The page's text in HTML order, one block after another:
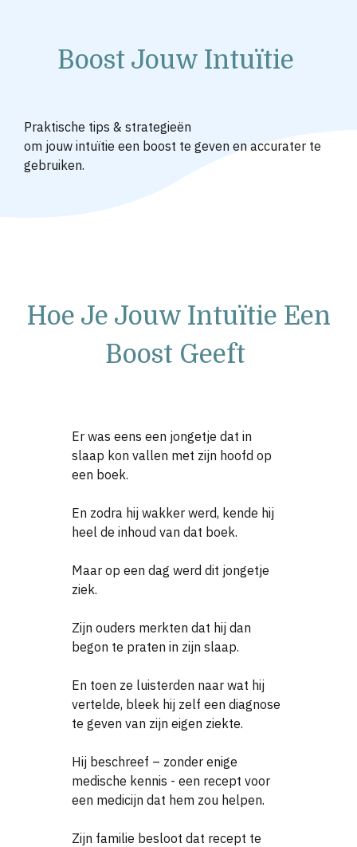
Boost Jouw Intuïtie
Praktische tips & strategieën
om jouw intuïtie een boost te geven en accurater te
gebruiken.
Hoe Je Jouw Intuïtie Een
Boost Geeft
Er was eens een jongetje dat in
slaap kon vallen met zijn hoofd op
een boek.
En zodra hij wakker werd, kende hij
heel de inhoud van dat boek.
Maar op een dag werd dit jongetje
ziek.
Zijn ouders merkten dat hij dan
begon te praten in zijn slaap.
En toen ze luisterden naar wat hij
vertelde, bleek hij zelf een diagnose
te gevenvan zijn eigen ziekte.
Hij beschreef – zonder enige
medische kennis - een recept voor
een medicijndat hem zou helpen.
Zijn familie besloot dat recept te